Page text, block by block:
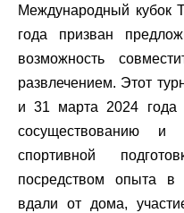
Международный кубок
года призван
возможность
развлечением. Этот
и 31 марта 2024 года
сосуществованию и
спортивной
посредством опыта в
вдали от дома,